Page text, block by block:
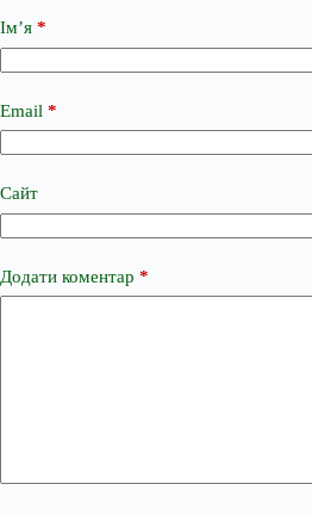
Ім’я *
Email *
Сайт
Додати коментар *